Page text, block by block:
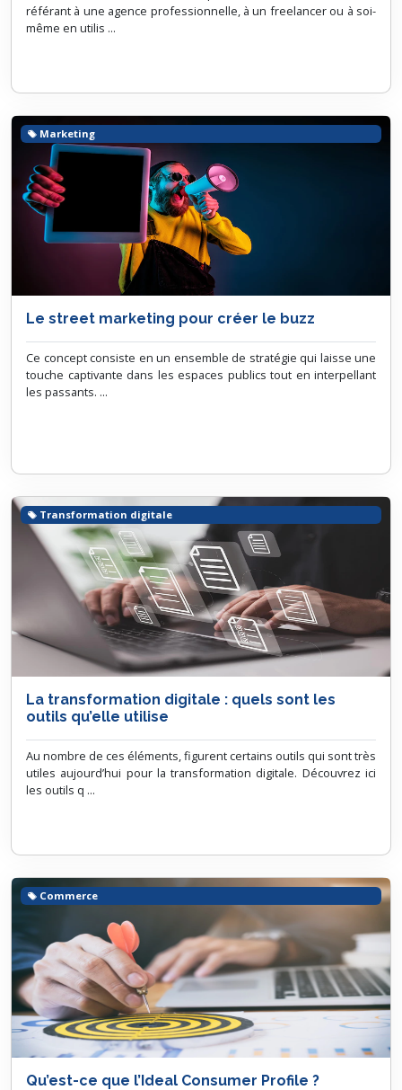
référant à une agence professionnelle, à un freelancer ou à soi-
même en utilis ...
Le street marketing pour créer le buzz
Ce concept consiste en un ensemble de stratégie qui laisse une
touche captivante dans les espaces publics tout en interpellant
les passants. ...
Marketing
La transformation digitale : quels sont les
outils qu’elle utilise
Au nombre de ces éléments, figurent certains outils qui sont très
utiles aujourd’hui pour la transformation digitale. Découvrez ici
les outils q ...
Transformation digitale
Qu’est-ce que l’Ideal Consumer Profile ?
Commerce